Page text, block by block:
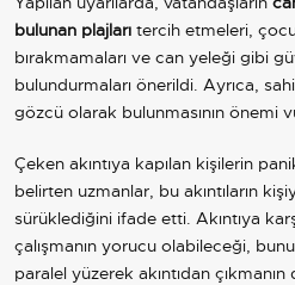
bulunan plajları tercih etmeleri,
bırakmamaları ve can yeleği gibi
bulundurmaları önerildi. Ayrıca,
gözcü olarak bulunmasının önemi
Çeken akıntıya kapılan kişilerin
belirten uzmanlar, bu akıntıların
sürüklediğini ifade etti. Akıntıya
çalışmanın yorucu olabileceği,
paralel yüzerek akıntıdan